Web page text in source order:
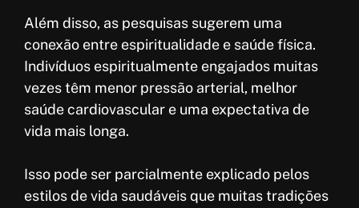
Além disso, as pesquisas sugerem uma
conexão entre espiritualidade e saúde física.
Indivíduos espiritualmente engajados muitas
vezes têm menor pressão arterial, melhor
saúde cardiovascular e uma expectativa de
vida mais longa.
Isso pode ser parcialmente explicado pelos
estilos de vida saudáveis que muitas tradições